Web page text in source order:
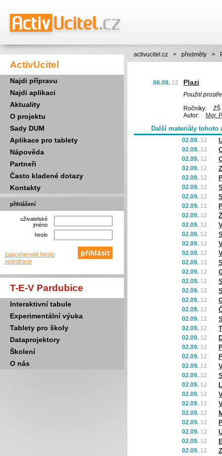
ActivUcitel
Najdi přípravu
Najdi aplikaci
Aktuality
O projektu
Sady DUM
Aplikace pro tablety
Nápověda
Partneři
Často kladené dotazy
Kontakty
přihlášení
uživatelské
jméno
heslo
zapomenuté heslo
registrace
T-E-V Pardubice
Interaktivní tabule
Experimentální výuka
Tablety pro školy
Dataprojektory
Školení
O nás
activucitel.cz > předměty >
06.09. 12 Plazi
Použití
Ročníky:
ZŠ
Autor:
Mgr.
Další materiály tohoto
02.09. 12
02.09. 12
02.09. 12
02.09. 12
02.09. 12
02.09. 12
02.09. 12
02.09. 12
02.09. 12
02.09. 12
02.09. 12
02.09. 12
02.09. 12
02.09. 12
02.09. 12
02.09. 12
02.09. 12
02.09. 12
02.09. 12
02.09. 12
02.09. 12
02.09. 12
02.09. 12
02.09. 12
02.09. 12
02.09. 12
02.09. 12
02.09. 12
02.09. 12
02.09. 12
02.09. 12
02.09. 12
02.09. 12
02.09. 12